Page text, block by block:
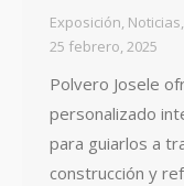
Exposición, Noticias,
25 febrero, 2025
Polvero Josele
personalizado
para guiarlos a
construcción y